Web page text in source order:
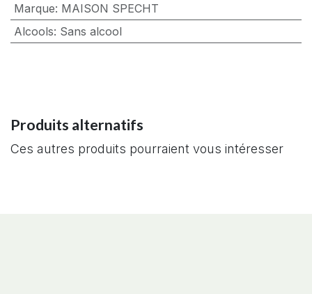
Marque: MAISON SPECHT
Alcools: Sans alcool
Produits alternatifs
Ces autres produits pourraient vous intéresser